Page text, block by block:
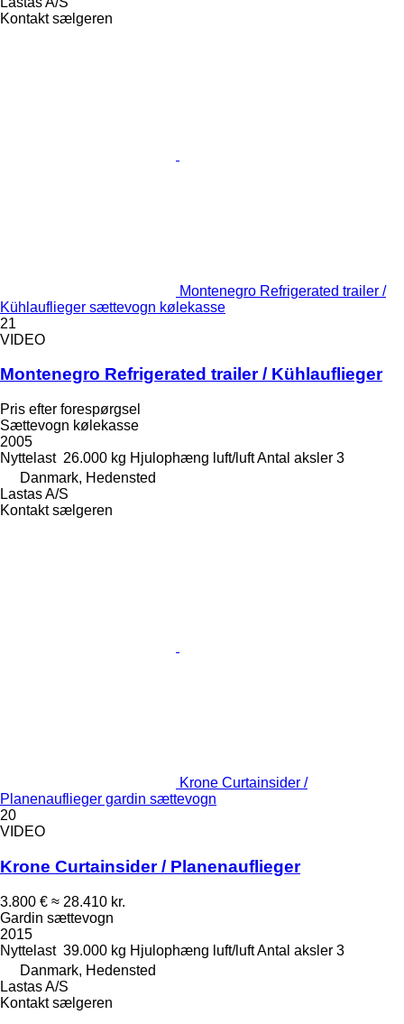
Kontakt sælgeren
Montenegro Refrigerated trailer /
Kühlauflieger sættevogn kølekasse
21
VIDEO
Montenegro Refrigerated trailer / Kühlauflieger
Pris efter forespørgsel
Sættevogn kølekasse
2005
Nyttelast 26.000 kg Hjulophæng luft/luftAntal aksler 3
Danmark, Hedensted
Lastas A/S
Kontakt sælgeren
Krone Curtainsider /
Planenauflieger gardin sættevogn
20
VIDEO
Krone Curtainsider / Planenauflieger
3.800 € ≈ 28.410 kr.
Gardin sættevogn
2015
Nyttelast 39.000 kg Hjulophæng luft/luftAntal aksler 3
Danmark, Hedensted
Lastas A/S
Kontakt sælgeren